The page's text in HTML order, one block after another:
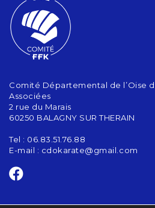
Comité Départemental de l’Oise
Associées
2 rue du Marais
60250 BALAGNY SUR THERAIN
Tel : 06.83.51.76.88
E-mail : cdokarate@gmail.com